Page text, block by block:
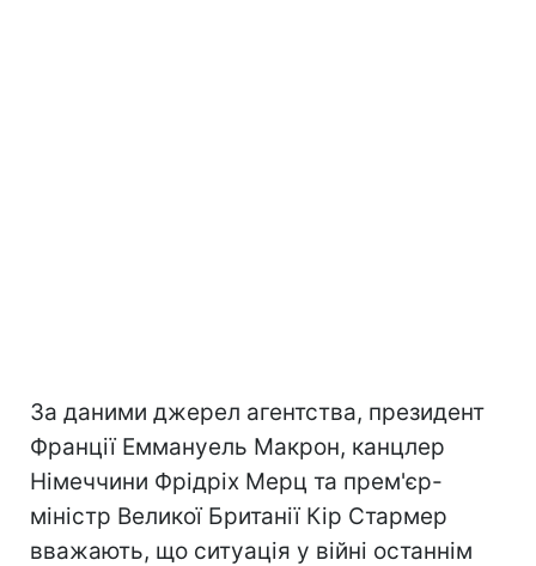
За даними джерел агентства, президент
Франції Еммануель Макрон, канцлер
Німеччини Фрідріх Мерц та прем'єр-
міністр Великої Британії Кір Стармер
вважають, що ситуація у війні останнім